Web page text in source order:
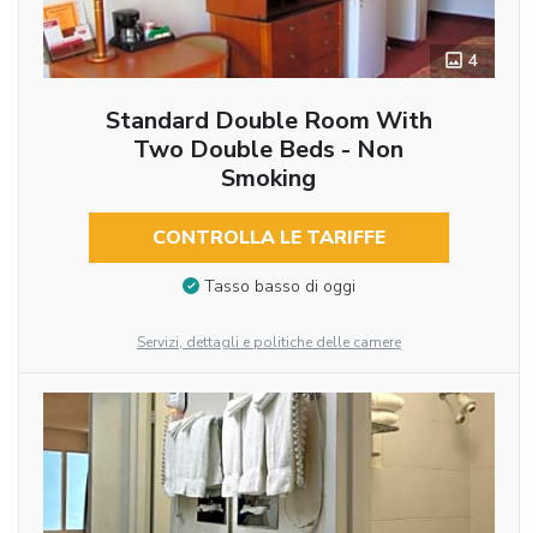
4
Standard Double Room With
Two Double Beds - Non
Smoking
CONTROLLA LE TARIFFE
Tasso basso di oggi
Servizi, dettagli e politiche delle camere